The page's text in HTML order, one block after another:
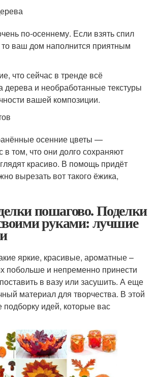
по-осеннему. Если взять спил
ваш дом наполнится приятным
что сейчас в тренде всё
дерева и необработанные текстуры
вашей композиции.
осенние цветы —
том, что они долго сохраняют
красиво. В помощь придёт
вырезать вот такого ёжика,
пошагово. Поделки
руками: лучшие
яркие, красивые, ароматные –
побольше и непременно принести
в вазу или засушить. А еще
материал для творчества. В этой
подборку идей, которые вас